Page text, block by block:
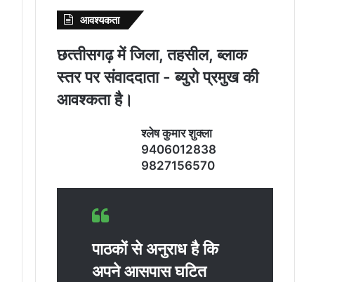
आवश्‍यकता
छत्‍तीसगढ़ में जिला, तहसील, ब्‍लाक
स्‍तर पर संवाददाता - ब्‍युरो प्रमुख की
आवश्‍कता है।
श्‍लेष कुमार शुक्‍ला
9406012838
9827156570
पाठकों से अनुराध है कि
अपने आसपास घटित